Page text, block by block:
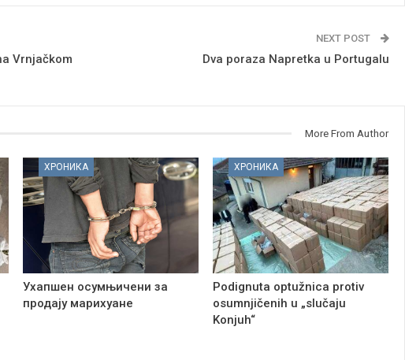
Vrnjačkom
NEXT POST
Dva poraza Napretka u Portugalu
More From Author
ХРОНИКА
Ухапшен осумњичени за
продају марихуане
ХРОНИКА
Podignuta optužnica protiv
osumnjičenih u „slučaju
Konjuh“